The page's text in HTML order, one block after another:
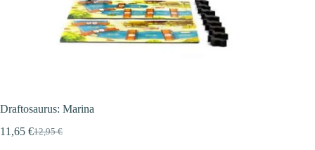
Draftosaurus: Marina
12,95€
El
11,65 €El